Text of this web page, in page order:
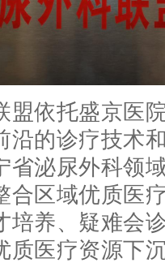
依托盛京医院
沿的诊疗技术
省泌尿外科领
合区域优质医
培养、疑难会
质医疗资源下